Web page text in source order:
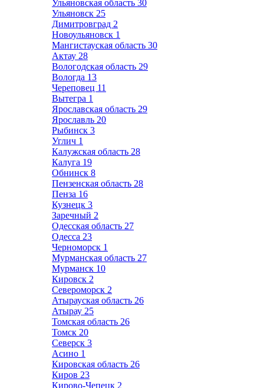
Ульяновская область 30
Ульяновск 25
Димитровград 2
Новоульяновск 1
Мангистауская область 30
Актау 28
Вологодская область 29
Вологда 13
Череповец 11
Вытегра 1
Ярославская область 29
Ярославль 20
Рыбинск 3
Углич 1
Калужская область 28
Калуга 19
Обнинск 8
Пензенская область 28
Пенза 16
Кузнецк 3
Заречный 2
Одесская область 27
Одесса 23
Черноморск 1
Мурманская область 27
Мурманск 10
Кировск 2
Североморск 2
Атырауская область 26
Атырау 25
Томская область 26
Томск 20
Северск 3
Асино 1
Кировская область 26
Киров 23
Кирово-Чепецк 2